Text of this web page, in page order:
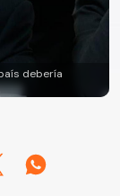
debería